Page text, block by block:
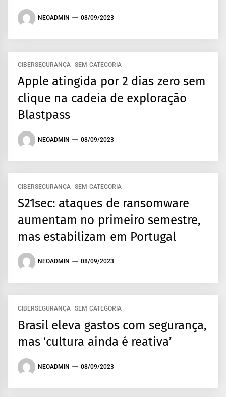
NEOADMIN 08/09/2023
CIBERSEGURANÇA SEM CATEGORIA
Apple atingida por 2 dias zero sem
clique na cadeia de exploração
Blastpass
NEOADMIN 08/09/2023
CIBERSEGURANÇA SEM CATEGORIA
S21sec: ataques de ransomware
aumentam no primeiro semestre,
mas estabilizam em Portugal
NEOADMIN 08/09/2023
CIBERSEGURANÇA SEM CATEGORIA
Brasil eleva gastos com segurança,
mas ‘cultura ainda é reativa’
NEOADMIN 08/09/2023